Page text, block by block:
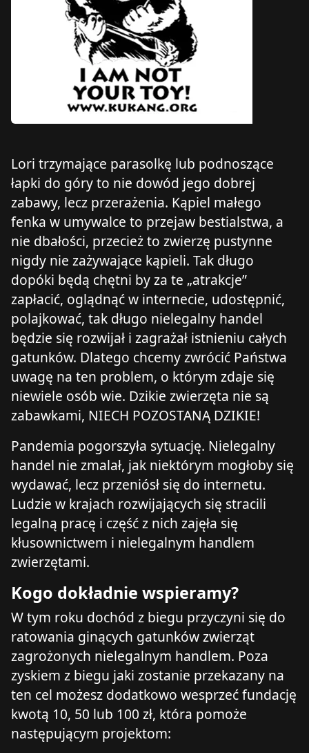
Lori trzymające parasolkę lub podnoszące
łapki do góry to nie dowód jego dobrej
zabawy, lecz przerażenia. Kąpiel małego
fenka w umywalce to przejaw bestialstwa, a
nie dbałości, przecież to zwierzę pustynne
nigdy nie zażywające kąpieli. Tak długo
dopóki będą chętni by za te „atrakcje”
zapłacić, oglądnąć w internecie, udostępnić,
polajkować, tak długo nielegalny handel
będzie się rozwijał i zagrażał istnieniu całych
gatunków. Dlatego chcemy zwrócić Państwa
uwagę na ten problem, o którym zdaje się
niewiele osób wie. Dzikie zwierzęta nie są
zabawkami, NIECH POZOSTANĄ DZIKIE!
Pandemia pogorszyła sytuację. Nielegalny
handel nie zmalał, jak niektórym mogłoby się
wydawać, lecz przeniósł się do internetu.
Ludzie w krajach rozwijających się stracili
legalną pracę i część z nich zajęła się
kłusownictwem i nielegalnym handlem
zwierzętami.
Kogo dokładnie wspieramy?
W tym roku dochód z biegu przyczyni się do
ratowania ginących gatunków zwierząt
zagrożonych nielegalnym handlem. Poza
zyskiem z biegu jaki zostanie przekazany na
ten cel możesz dodatkowo wesprzeć fundację
kwotą 10, 50 lub 100 zł, która pomoże
następującym projektom: